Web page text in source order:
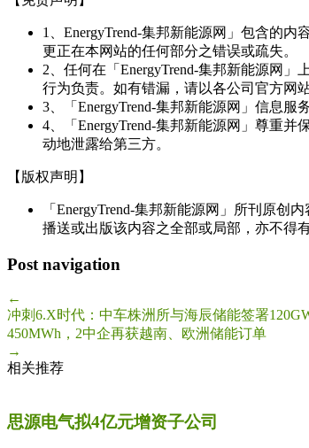
1、EnergyTrend-集邦新能源网」包含的
更正在本网站的任何部分之错误或疏失。
2、任何在「EnergyTrend-集邦新能源网
行为负责。如有错漏，请以各公司官方网
3、「EnergyTrend-集邦新能源网」信息
4、「EnergyTrend-集邦新能源网」尊重
动地泄露给第三方。
【版权声明】
「EnergyTrend-集邦新能源网」所刊原
播送或出版该内容之全部或局部，亦不得
Post navigation
←
冲刺6.X时代：中车株洲所与海辰储能签署
450MWh，2中企再获越南、欧洲储能订单
→
相关推荐
思源电气拟4亿元增资子公司